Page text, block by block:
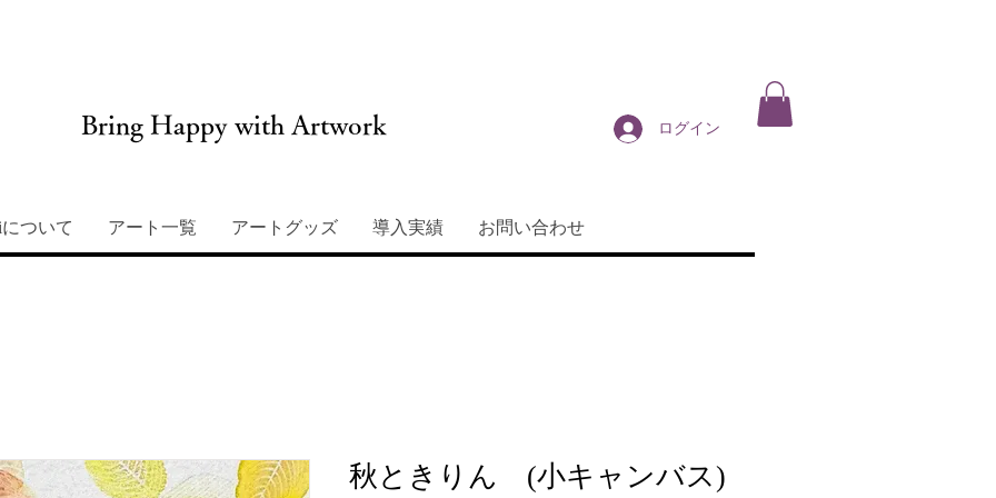
Bring Happy with Artwork ログイン
について アート一覧 アートグッズ 導入実績 お問い合わせ
秋ときりん (小キャンバス)